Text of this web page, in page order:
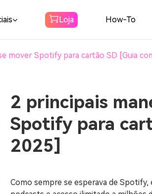
música Spotify
Baixar Spotify Música para MP3
Amazon Music
Converter
Audible
Loja How-To
mover Spotify para cartão SD [Guia
2 principais
Spotify para
2025]
Como sempre se esperava de